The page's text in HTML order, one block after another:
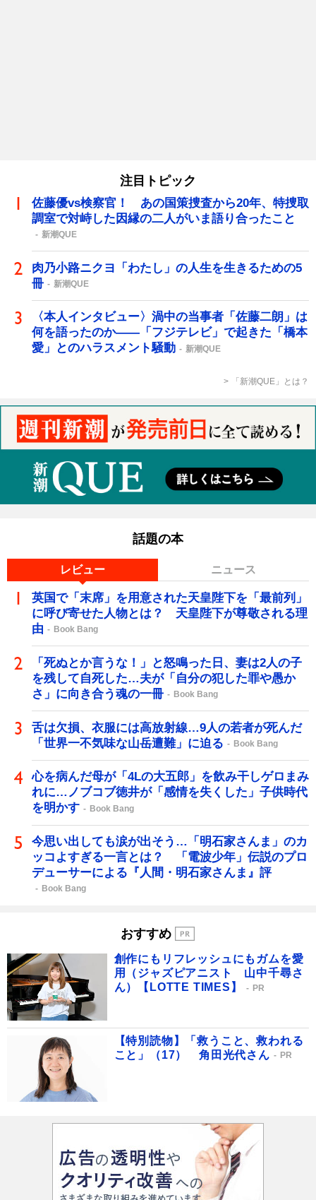
注目トピック
佐藤優vs検察官！ あの国策捜査から20年、特捜取
調室で対峙した因縁の二人がいま語り合ったこと
新潮QUE
肉乃小路ニクヨ「わたし」の人生を生きるための5
冊
新潮QUE
〈本人インタビュー〉渦中の当事者「佐藤二朗」は
何を語ったのか――「フジテレビ」で起きた「橋本
愛」とのハラスメント騒動
新潮QUE
「新潮QUE」とは？
話題の本
レビュー ニュース
英国で「末席」を用意された天皇陛下を「最前列」
に呼び寄せた人物とは？ 天皇陛下が尊敬される理
由
Book Bang
「死ぬとか言うな！」と怒鳴った日、妻は2人の子
を残して自死した…夫が「自分の犯した罪や愚か
さ」に向き合う魂の一冊
Book Bang
舌は欠損、衣服には高放射線…9人の若者が死んだ
「世界一不気味な山岳遭難」に迫る
Book Bang
心を病んだ母が「4Lの大五郎」を飲み干しゲロまみ
れに…ノブコブ徳井が「感情を失くした」子供時代
を明かす
Book Bang
今思い出しても涙が出そう…「明石家さんま」のカ
ッコよすぎる一言とは？ 「電波少年」伝説のプロ
デューサーによる『人間・明石家さんま』評
Book Bang
おすすめ
創作にもリフレッシュにもガムを愛
用（ジャズピアニスト 山中千尋さ
ん）【LOTTE TIMES】
PR
【特別読物】「救うこと、救われる
こと」（17） 角田光代さん
PR